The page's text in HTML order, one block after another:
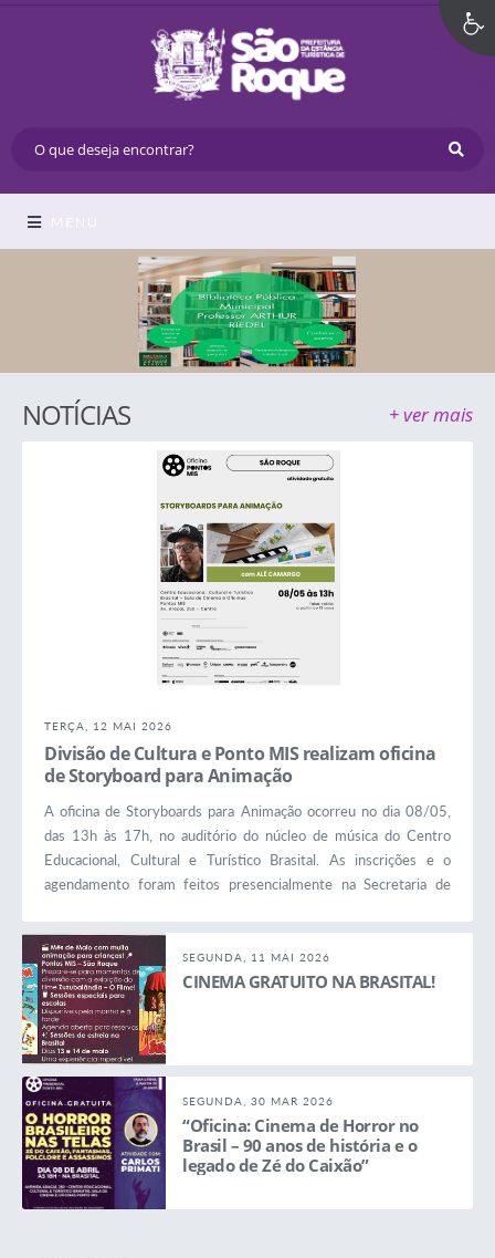
NOTÍCIAS + ver mais
TERÇA, 12 MAI 2026
Divisão de Cultura e Ponto MIS realizam oficina
de Storyboard para Animação
A oficina de Storyboards para Animação ocorreu no dia 08/05,
das 13h às 17h, no auditório do núcleo de música do Centro
Educacional, Cultural e Turístico Brasital. As inscrições e o
agendamento foram feitos presencialmente na Secretaria de
Cultural Brasital, diretamente com os grupos de pais de alunos do
Projeto Guri e das turmas de ginástica artística e...
SEGUNDA, 11 MAI 2026
CINEMA GRATUITO NA BRASITAL!
SEGUNDA, 30 MAR 2026
“Oficina: Cinema de Horror no
Brasil – 90 anos de história e o
legado de Zé do Caixão”